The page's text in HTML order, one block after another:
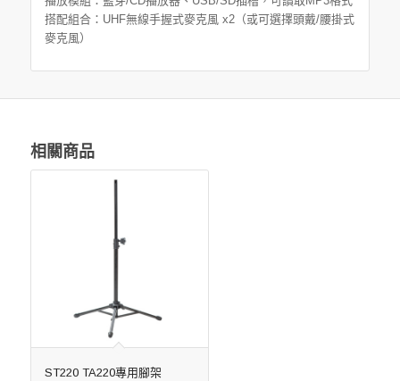
搭配組合：UHF無線手握式麥克風 x2（或可選擇頭戴/腰掛式
麥克風）
相關商品
ST220 TA220專用腳架